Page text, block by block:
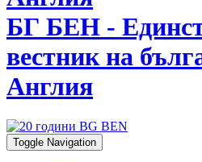
БГ БЕН -
вестник на
Англия
Toggle Navigation